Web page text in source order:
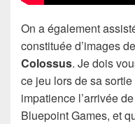
On a également
constituée d’images
Colossus. Je dois
ce jeu lors de sa
impatience l’arrivée
Bluepoint Games, et